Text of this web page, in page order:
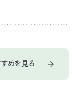
めを見る